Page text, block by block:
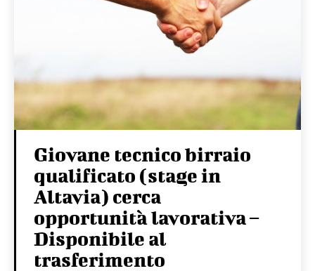
Giovane tecnico birraio
qualificato (stage in
Altavia) cerca
opportunità lavorativa –
Disponibile al
trasferimento